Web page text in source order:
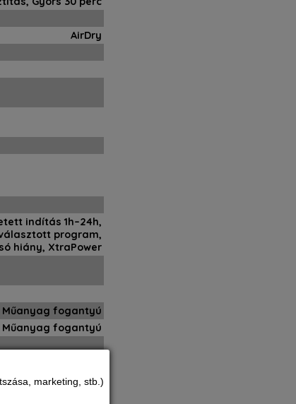
AirDry
indítás 1h–24h,
program,
hiány, XtraPower
fogantyú
fogantyú
AAA
marketing, stb.)